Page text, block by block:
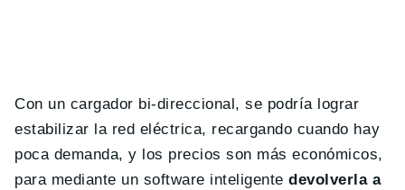
Con un cargador bi-direccional, se podría lograr
estabilizar la red eléctrica, recargando cuando hay
poca demanda, y los precios son más económicos,
para mediante un software inteligentedevolverla a